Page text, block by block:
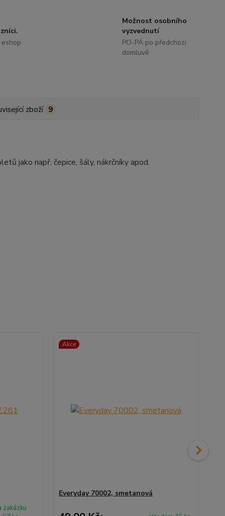
Možnost osobního
vyzvednutí
PO-PÁ po předchozí
domluvě
zboží 9
jako např. čepice, šály, nákrčníky apod.
zakázku
Akce
Everyday 70002, smetanová